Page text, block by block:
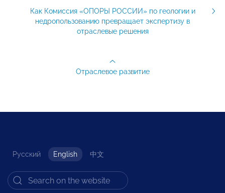
Как Комиссия «ОПОРЫ РОССИИ» по геологии и
недропользованию превращает экспертизу в
отраслевые решения
Отраслевое развитие
Русский English 中文